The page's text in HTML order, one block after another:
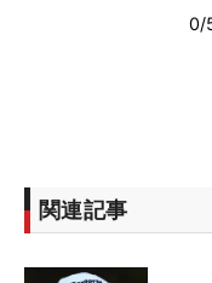
関連記事